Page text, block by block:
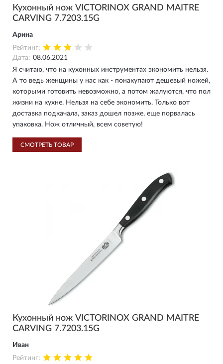
Кухонный нож VICTORINOX GRAND MAITRE
CARVING 7.7203.15G
Арина
Рейтинг:
Дата: 08.06.2021
Я считаю, что на кухонных инструментах экономить нельзя.
А то ведь женщины у нас как - понакупают дешевый ножей,
которыми готовить невозможно, а потом жалуются, что пол
жизни на кухне. Нельзя на себе экономить. Только вот
доставка подкачала, заказ дошел позже, еще порвалась
упаковка. Нож отличный, всем советую!
СМОТРЕТЬ ТОВАР
Кухонный нож VICTORINOX GRAND MAITRE
CARVING 7.7203.15G
Иван
Рейтинг: